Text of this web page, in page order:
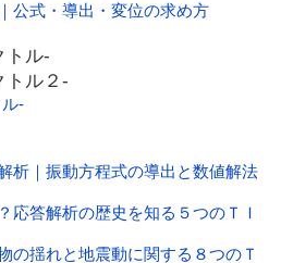
公式・導出・変位の求め方
トル-
トル２-
-
析｜振動方程式の導出と数値解法
応答解析の歴史を知る５つのＴＩ
の揺れと地震動に関する８つのＴ